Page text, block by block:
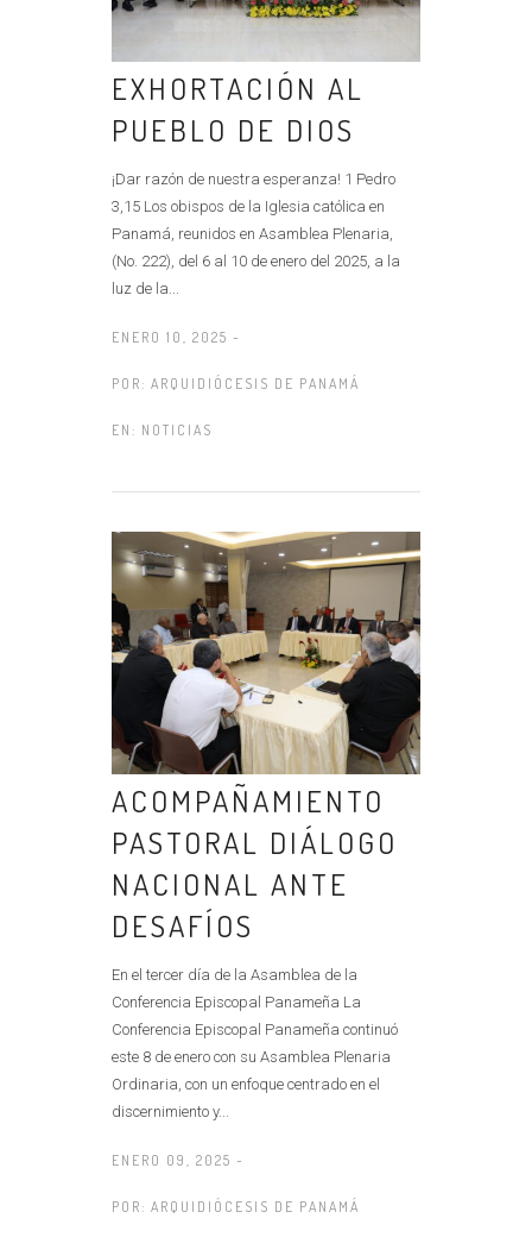
EXHORTACIÓN AL
PUEBLO DE DIOS
¡Dar razón de nuestra esperanza! 1 Pedro
3,15 Los obispos de la Iglesia católica en
Panamá, reunidos en Asamblea Plenaria,
(No. 222), del 6 al 10 de enero del 2025, a la
luz de la...
ENERO 10, 2025 -
POR: ARQUIDIÓCESIS DE PANAMÁ
EN: NOTICIAS
ACOMPAÑAMIENTO
PASTORAL DIÁLOGO
NACIONAL ANTE
DESAFÍOS
En el tercer día de la Asamblea de la
Conferencia Episcopal Panameña La
Conferencia Episcopal Panameña continuó
este 8 de enero con su Asamblea Plenaria
Ordinaria, con un enfoque centrado en el
discernimiento y...
ENERO 09, 2025 -
POR: ARQUIDIÓCESIS DE PANAMÁ